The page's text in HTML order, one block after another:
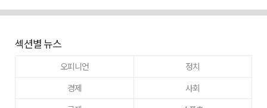
섹션별 뉴스
오피니언
정치
경제
사회